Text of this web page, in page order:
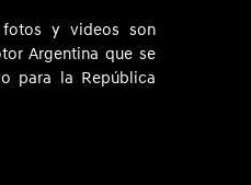
fotos y videos son
Argentina que se
para la República